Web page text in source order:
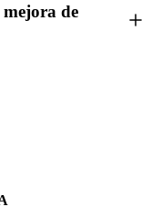
mejora de